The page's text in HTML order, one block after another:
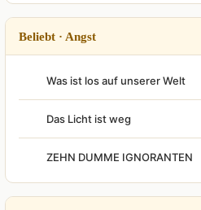
Beliebt · Angst
Was ist los auf unserer Welt
Das Licht ist weg
ZEHN DUMME IGNORANTEN